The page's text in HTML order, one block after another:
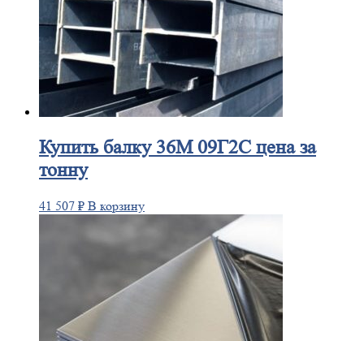
Купитьбалку 36М 09Г2С цена за
тонну
41 507 ₽ В корзину